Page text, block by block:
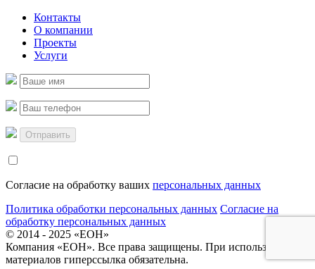
Контакты
О компании
Проекты
Услуги
Согласие на обработку ваших персональных данных
Политика обработки персональных данных Согласие на
обработку персональных данных
© 2014 - 2025 «ЕОН»
Компания «ЕОН». Все права защищены. При использовании
материалов гиперссылка обязательна.